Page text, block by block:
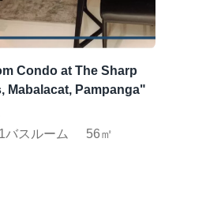
Condo at The Sharp
Mabalacat, Pampanga"
バスルーム 56㎡